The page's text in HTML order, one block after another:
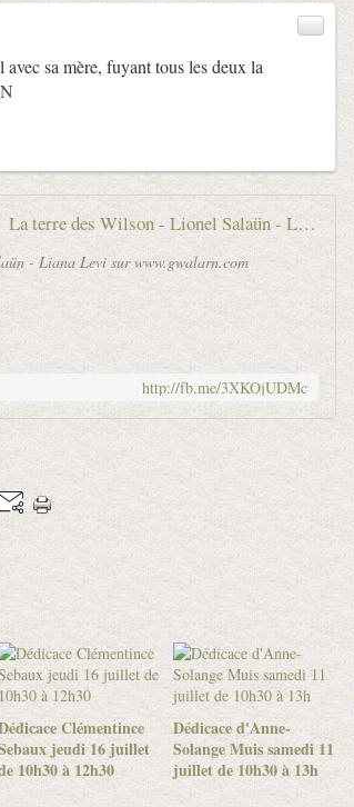
sa mère, fuyant tous les deux la
La terre des Wilson - Lionel Salaün - Liana Levi
- Liana Levi sur www.gwalarn.com
http://fb.me/3XKOjUDMc
Clémentince
jeudi 16 juillet
10h30 à 12h30
Dédicace d'Anne-
Solange Muis samedi 11
juillet de 10h30 à 13h